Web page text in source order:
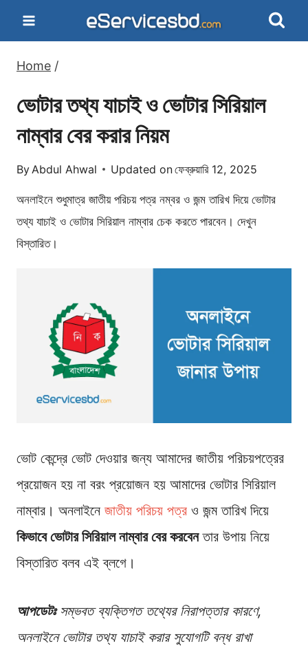
Skip
to
content
Home /
ভোটার তথ্য যাচাই ও ভোটার সিরিয়াল
নাম্বার বের করার নিয়ম
ByAbdul Ahwal Updated onফেব্রুয়ারি 12, 2025
অনলাইনে শুধুমাত্র জাতীয় পরিচয় পত্র নম্বর ও জন্ম তারিখ দিয়ে ভোটার
তথ্য যাচাই ও ভোটার সিরিয়াল নাম্বার চেক করতে পারবেন। দেখুন
বিস্তারিত।
ভোট কেন্দ্রে ভোট দেওয়ার জন্য আমাদের জাতীয় পরিচয়পত্রের
প্রয়োজন হয় না বরং প্রয়োজন হয় আমাদের ভোটার সিরিয়াল
নাম্বার। অনলাইনে জাতীয় পরিচয় পত্র ও জন্ম তারিখ দিয়ে
কিভাবে ভোটার সিরিয়াল নাম্বার বের করবেনতার উপায় নিয়ে
বিস্তারিত বলব এই ব্লগে।
আপডেটঃসম্ভবত ব্যক্তিগত তথ্যের নিরাপত্তার কারণে,
অনলাইনে ভোটার তথ্য যাচাই করার সুযোগটি বন্ধ রাখা